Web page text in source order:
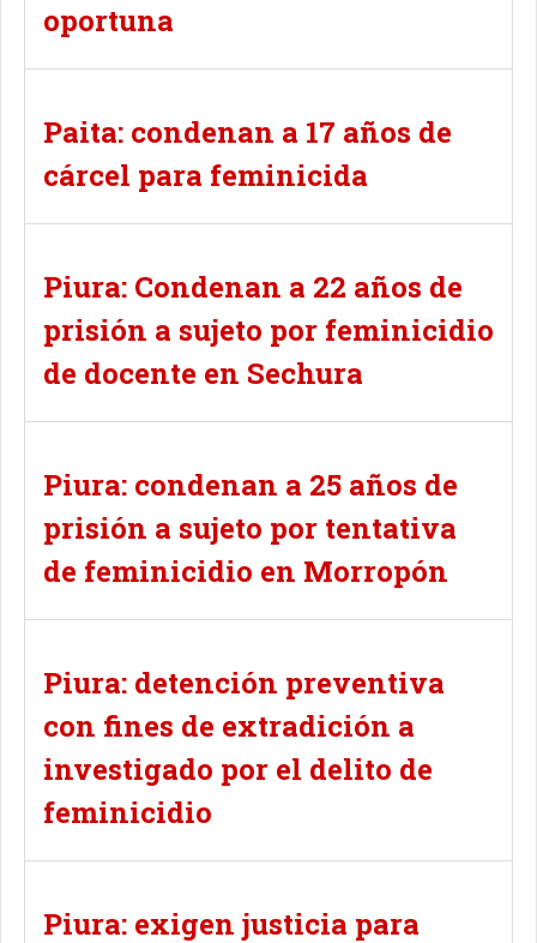
oportuna
Paita: condenan a 17 años de
cárcel para feminicida
Piura: Condenan a 22 años de
prisión a sujeto por feminicidio
de docente en Sechura
Piura: condenan a 25 años de
prisión a sujeto por tentativa
de feminicidio en Morropón
Piura: detención preventiva
con fines de extradición a
investigado por el delito de
feminicidio
Piura: exigen justicia para